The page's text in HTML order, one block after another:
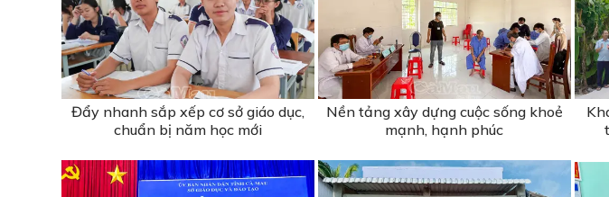
Đẩy nhanh sắp xếp cơ sở giáo dục,
chuẩn bị năm học mới
Nền tảng xây dựng cuộc sống khoẻ
mạnh, hạnh phúc